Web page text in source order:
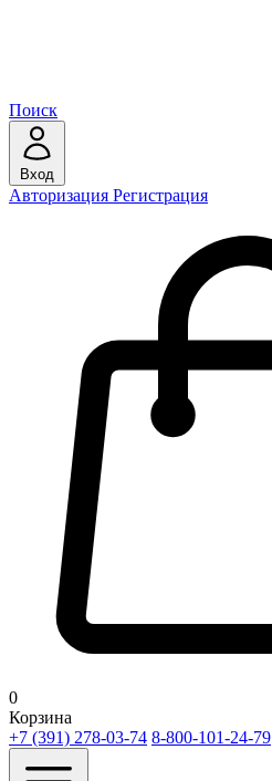
Поиск
Вход
Авторизация Регистрация
0
Корзина
+7 (391) 278-03-74 8-800-101-24-79